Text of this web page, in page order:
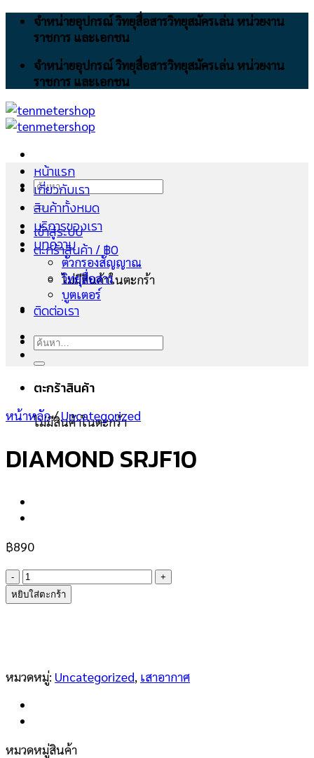
Skip
จำหน่ายอุปกรณ์ วิทยุสื่อสารวิทยุสมัครเล่น หน่วยงาน
ราชการ และเอกชน
จำหน่ายอุปกรณ์ วิทยุสื่อสารวิทยุสมัครเล่น หน่วยงาน
ราชการ และเอกชน
ค้นหา:
เข้าสู่ระบบ
ตะกร้าสินค้า /฿0
ไม่มีสินค้าในตะกร้า
ตะกร้าสินค้า
ไม่มีสินค้าในตะกร้า
หน้าแรก
เกี่ยวกับเรา
สินค้าทั้งหมด
บริการของเรา
บทความ
ตัวกรองสัญญาณ
วิทยุสื่อสาร
บูตเตอร์
ติดต่อเรา
ค้นหา:
หน้าหลัก/ Uncategorized
DIAMOND SRJF10
฿890
จำนวน
DIAMOND
SRJF10
หยิบใส่ตะกร้า
หมวดหมู่: Uncategorized เสาอากาศ
หมวดหมู่สินค้า